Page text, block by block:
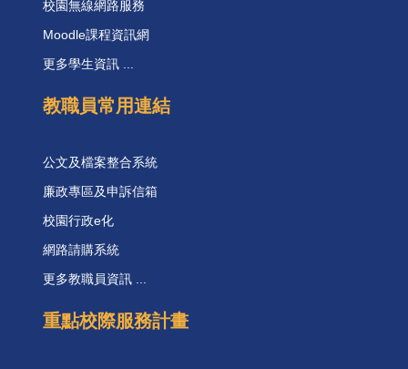
校園無線網路服務
Moodle課程資訊網
更多學生資訊 ...
教職員常用連結
公文及檔案整合系統
廉政專區及申訴信箱
校園行政e化
網路請購系統
更多教職員資訊 ...
重點校際服務計畫